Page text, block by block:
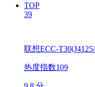
TOP
39
联想ECC-
热度指数109